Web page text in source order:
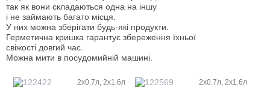
так як вони складаються одна на іншу
і не займають багато місця.
У них можна зберігати будь-які продукти.
Герметична кришка гарантує збереження їхньої
свіжості довгий час.
Можна мити в посудомийній машині.
2x0.7л, 2x1.6л 2x0.7л, 2x1.6л